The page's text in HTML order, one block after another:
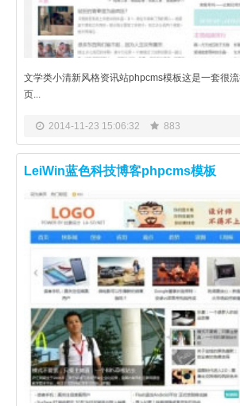
文学类小清新风格资讯站phpcms模板这是一套很流
页...
2014-11-23 15:06:32 883
LeiWin蓝色科技博客phpcms模板